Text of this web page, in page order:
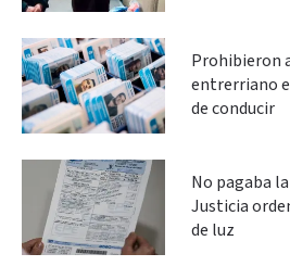
Prohibieron
entrerriano
de conducir
No pagaba
Justicia
de luz